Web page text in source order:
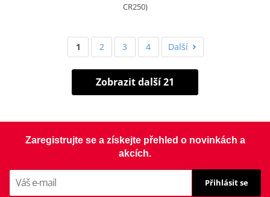
CR250)
1 2 3 4 Další
Zobrazit další 21
Zaregistrujte se a získejte přehled o novinkách a
akcích.
Přihlásit se